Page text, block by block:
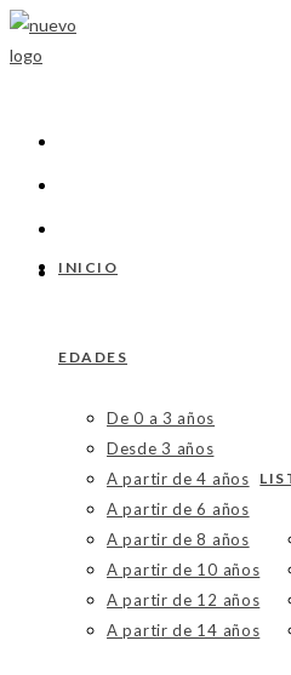
Ir
al
INICIO
EDADES
De 0 a 3 años
Desde 3 años
A partir de 4 años
A partir de 6 años
A partir de 8 años
A partir de 10 años
A partir de 12 años
A partir de 14 años